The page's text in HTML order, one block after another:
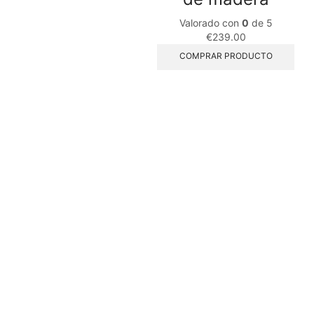
Valorado con 0 de 5
€239.00
COMPRAR PRODUCTO